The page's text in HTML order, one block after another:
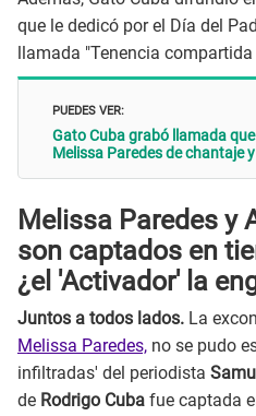
que le dedicó por el Día del
llamada "Tenencia compartida
PUEDES VER:
Gato Cuba grabó llamada
Melissa Paredes de chantaje
Melissa Paredes y
son captados en
¿el 'Activador' la
Juntos a todos lados. La
Melissa Paredes, no se pudo
infiltradas' del periodista
de Rodrigo Cuba fue captada